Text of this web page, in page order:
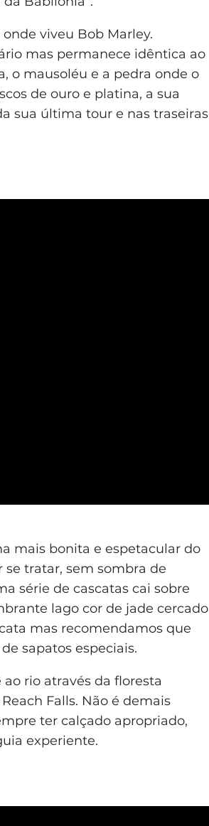
viveu Bob Marley.
mas permanece idêntica ao
o mausoléu e a pedra onde o
de ouro e platina, a sua
sua última tour e nas traseiras
mais bonita e espetacular do
se tratar, sem sombra de
série de cascatas cai sobre
lago cor de jade cercado
mas recomendamos que
sapatos especiais.
rio através da floresta
Falls. Não é demais
ter calçado apropriado,
experiente.